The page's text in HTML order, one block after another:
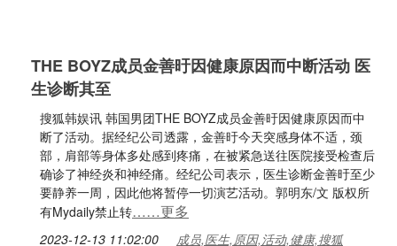
THE BOYZ成员金善旴因健康原因而中断活动 医
生诊断其至
搜狐韩娱讯 韩国男团THE BOYZ成员金善旴因健康原因而中
断了活动。据经纪公司透露，金善旴今天突感身体不适，颈
部，肩部等身体多处感到疼痛，在被紧急送往医院接受检查后
确诊了神经炎和神经痛。经纪公司表示，医生诊断金善旴至少
要静养一周，因此他将暂停一切演艺活动。郭明东/文 版权所
有Mydaily禁止转……更多
2023-12-13 11:02:00 成员,医生,原因,活动,健康,搜狐